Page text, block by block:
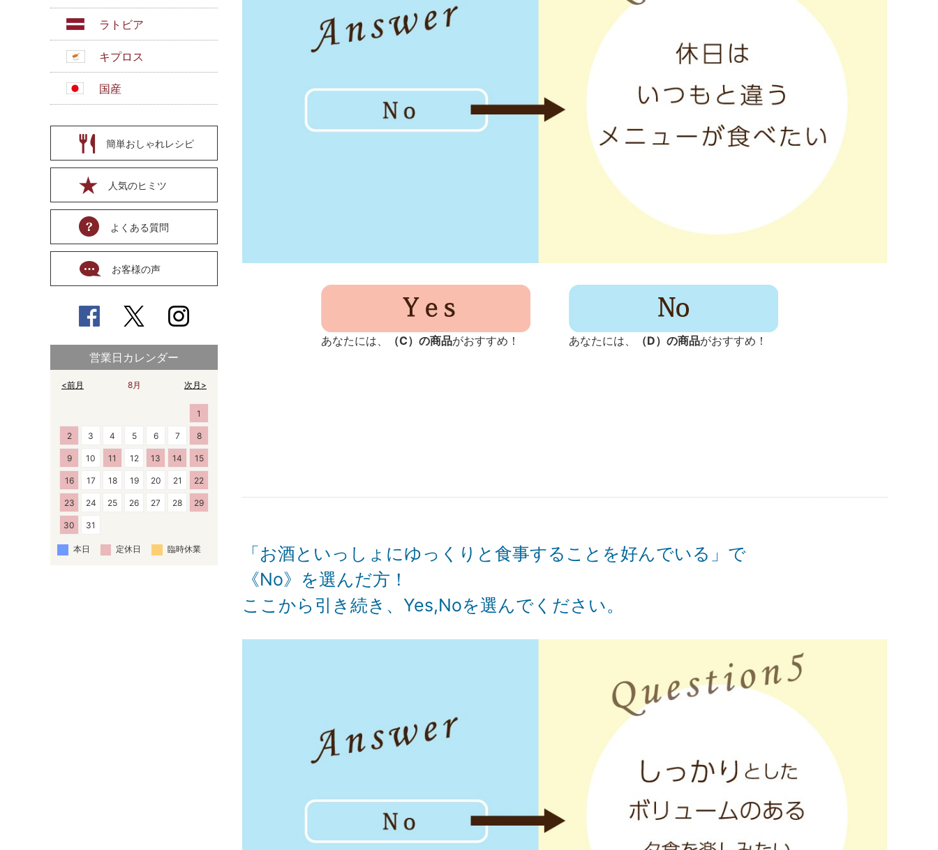
ラトビア
キプロス
国産
簡単おしゃれレシピ
人気のヒミツ
よくある質問
お客様の声
営業日カレンダー
8月
<前月 次月>
1
2 3 4 5 6 7 8
9 10 11 12 13 14 15
16 17 18 19 20 21 22
23 24 25 26 27 28 29
30 31
本日 定休日 臨時休業
あなたには、 （C）の商品がおすすめ！ あなたには、 （D）の商品がおすすめ！
「お酒といっしょにゆっくりと食事することを好んでいる」で
《No》を選んだ方！
ここから引き続き、Yes,Noを選んでください。